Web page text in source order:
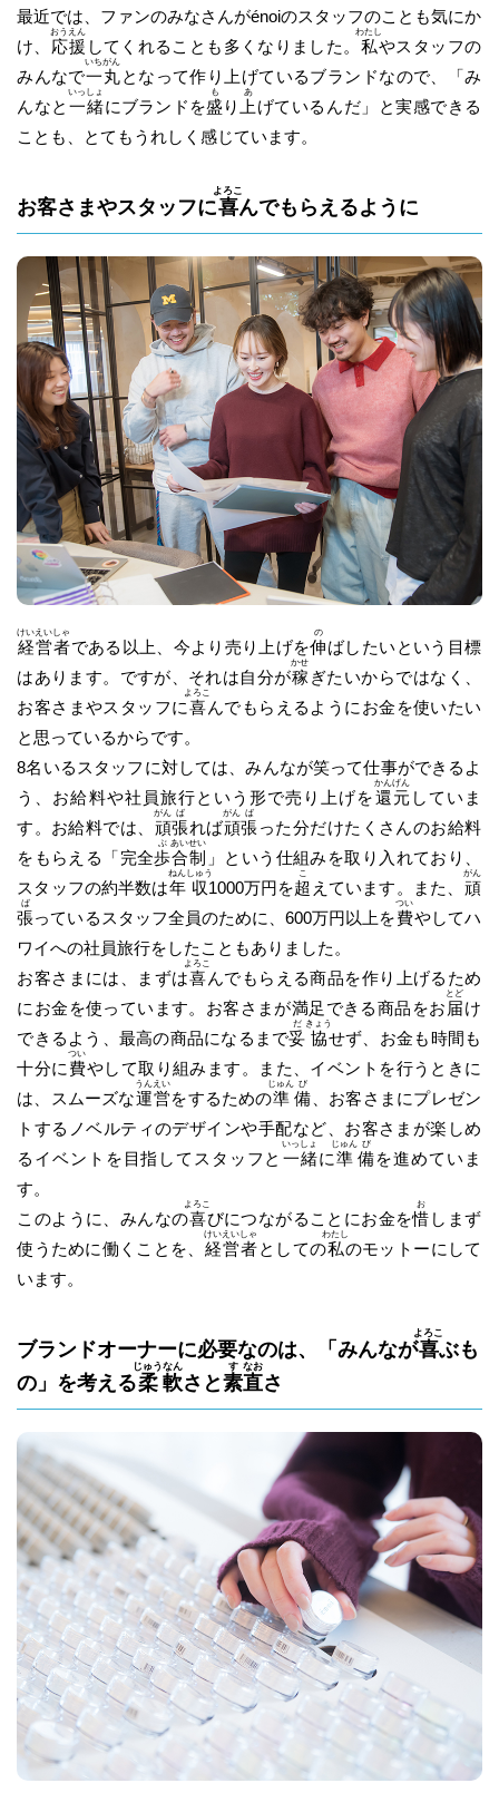
最近では、ファンのみなさんがénoiのスタッフのことも気にか
け、 応
おう
援
えん
してくれることも多くなりました。 私
わたし
やスタッフの
みんなで一
いち
丸
がん
となって作り上げているブランドなので、「み
んなと 一
いっ
緒
しょ
にブランドを盛
も
り 上
あ
げているんだ」と実感できる
ことも、とてもうれしく感じています。
お客さまやスタッフに喜
よろこ
んでもらえるように
経
けい
営
えい
者
しゃ
である以上、今より売り上げを伸
の
ばしたいという目標
はあります。ですが、それは自分が稼
かせ
ぎたいからではなく、
お客さまやスタッフに喜
よろこ
んでもらえるようにお金を使いたい
と思っているからです。
8名いるスタッフに対しては、みんなが笑って仕事ができるよ
う、お給料や社員旅行という形で売り上げを還
かん
元
げん
していま
す。お給料では、 頑
がん
張
ば
れば頑
がん
張
ば
った分だけたくさんのお給料
をもらえる「完全歩
ぶ
合
あい
制
せい
」という仕組みを取り入れており、
スタッフの約半数は年
ねん
収
しゅう
1000万円を超
こ
えています。また、 頑
がん
張
ば
っているスタッフ全員のために、600万円以上を費
つい
やしてハ
ワイへの社員旅行をしたこともありました。
お客さまには、まずは喜
よろこ
んでもらえる商品を作り上げるため
にお金を使っています。お客さまが満足できる商品をお 届
とど
け
できるよう、最高の商品になるまで妥
だ
協
きょう
せず、お金も時間も
十分に 費
つい
やして取り組みます。また、イベントを行うときに
は、スムーズな運
うん
営
えい
をするための準
じゅん
備
び
、お客さまにプレゼン
トするノベルティのデザインや手配など、お客さまが楽しめ
るイベントを目指してスタッフと 一
いっ
緒
しょ
に準
じゅん
備
び
を進めていま
す。
このように、みんなの喜
よろこ
びにつながることにお金を惜
お
しまず
使うために働くことを、 経
けい
営
えい
者
しゃ
としての私
わたし
のモットーにして
います。
ブランドオーナーに必要なのは、「みんなが喜
よろこ
ぶも
の」を考える柔
じゅう
軟
なん
さと素
す
直
なお
さ